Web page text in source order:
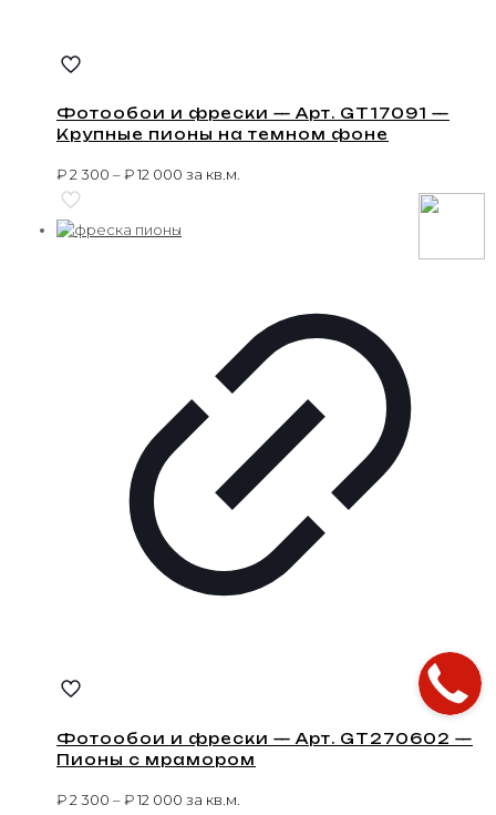
Фотообои и фрески — Арт. GT17091 —
Крупные пионы на темном фоне
₽2 300 –₽12 000 за кв.м.
Фотообои и фрески — Арт. GT270602 —
Пионы с мрамором
₽2 300 –₽12 000 за кв.м.